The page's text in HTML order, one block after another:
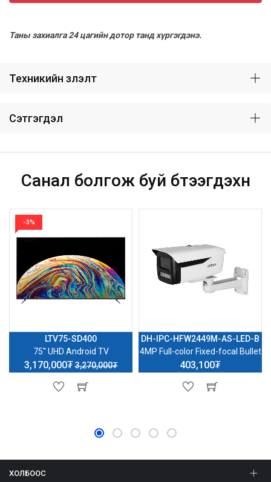
Таны захиалга 24 цагийн дотор танд хүргэгдэнэ.
Техникийн үзүүлэлт
Сэтгэгдэл
Санал болгож буй бүтээгдэхүүн
-3%
LTV75-SD400
75'' UHD Android TV
3,170,000₮3,270,000₮
DH-IPC-HFW2449M-AS-LED-B
4MP Full-color Fixed-focal Bullet
403,100₮
ХОЛБООС